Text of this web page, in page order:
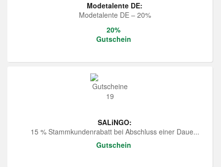
Modetalente DE:
Modetalente DE – 20%
20%
Gutschein
SALiNGO:
15 % Stammkundenrabatt bei Abschluss einer Daue...
Gutschein